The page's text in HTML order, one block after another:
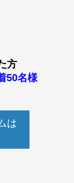
方
50名様
は